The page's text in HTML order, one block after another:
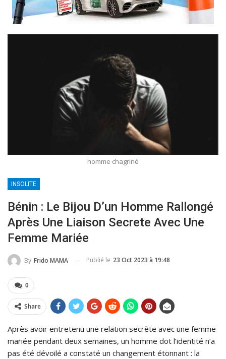
homme chagriné
INSOLITE
Bénin : Le Bijou D’un Homme Rallongé
Après Une Liaison Secrete Avec Une
Femme Mariée
By Frido MAMA Publié le 23 Oct 2023 à 19:48
0
Share
Après avoir entretenu une relation secrète avec une femme
mariée pendant deux semaines, un homme dot l’identité n’a
pas été dévoilé a constaté un changement étonnant : la